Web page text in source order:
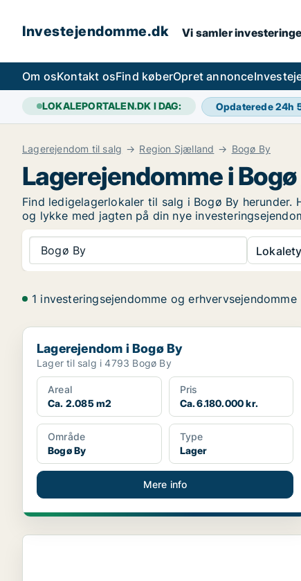
Investejendomme.dk Vi samler
Om osKontakt osFind køberOpret annonce
LOKALEPORTALEN.DK I DAG: Opdaterede 24h
Lagerejendom til salg Region Sjælland Bogø By
Lagerejendomme i Bogø
Find ledigelagerlokaler til salg i Bogø By
og lykke med jagten på din nye
Bogø By
1 investeringsejendomme og erhvervsejendomme
Lagerejendom i Bogø By
Lagerejendom i Bogø By
Lager til salg i 4793 Bogø By
Areal
Ca. 2.085 m2
Pris
Ca. 6.180.000 kr.
Område
Bogø By
Type
Lager
Mere info